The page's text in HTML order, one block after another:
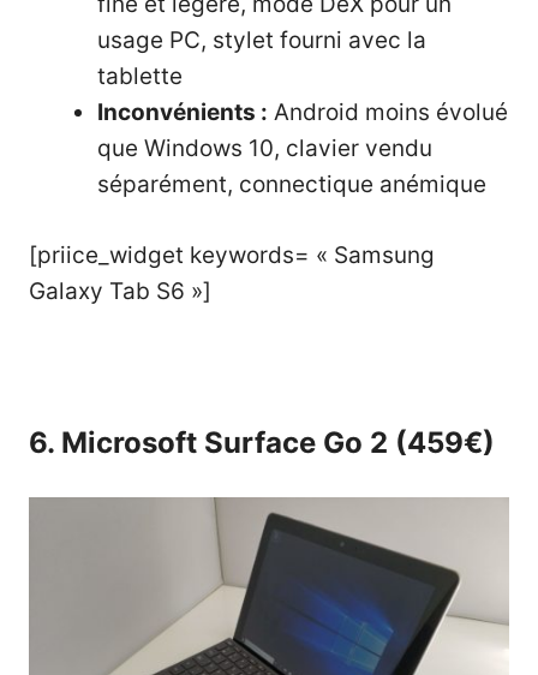
usage PC, stylet fourni avec la
tablette
Inconvénients : Android moins évolué
que Windows 10, clavier vendu
séparément, connectique anémique
[priice_widget keywords= « Samsung
Galaxy Tab S6 »]
6. Microsoft Surface Go 2 (459€)